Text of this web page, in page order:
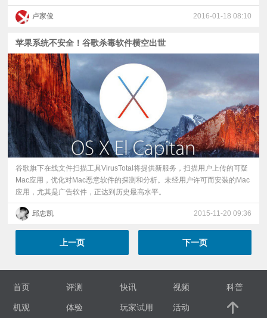
卢家俊 2016-01-18 08:10
苹果系统不安全！谷歌杀毒软件横空出世
谷歌旗下在线文件扫描工具VirusTotal将提供新服务，扫描用户上传的可疑
Mac应用，优化对Mac恶意软件的探测和分析。未经用户许可而安装的Mac
应用，尤其是广告软件，正达到历史最高水平。
邱忠凯 2015-11-20 09:36
上一页 下一页
首页 评测 快讯 视频 科普
机观 体验 玩家试用 活动